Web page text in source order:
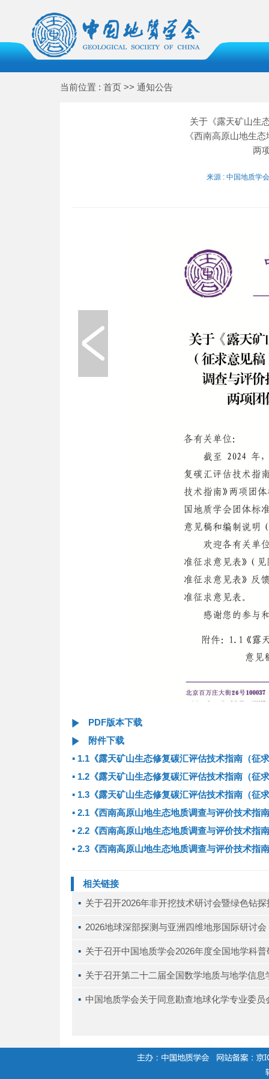
当前位置 : 首页 >> 通知公告
关于《露天矿山生
《西南高原山地生
两
来源 : 中国地质
PDF版本下载
附件下载
▪ 1.1《露天矿山生态修复碳汇评估技术指南（征
▪ 1.2《露天矿山生态修复碳汇评估技术指南（征
▪ 1.3《露天矿山生态修复碳汇评估技术指南（征
▪ 2.1《西南高原山地生态地质调查与评价技术指
▪ 2.2《西南高原山地生态地质调查与评价技术指
▪ 2.3《西南高原山地生态地质调查与评价技术指
相关链接
▪ 关于召开2026年非开挖技术研讨会暨绿色钻
▪ 2026地球深部探测与亚洲四维地形国际研讨
▪ 关于召开中国地质学会2026年度全国地学科
▪ 关于召开第二十二届全国数学地质与地学信
▪ 中国地质学会关于同意勘查地球化学专业委